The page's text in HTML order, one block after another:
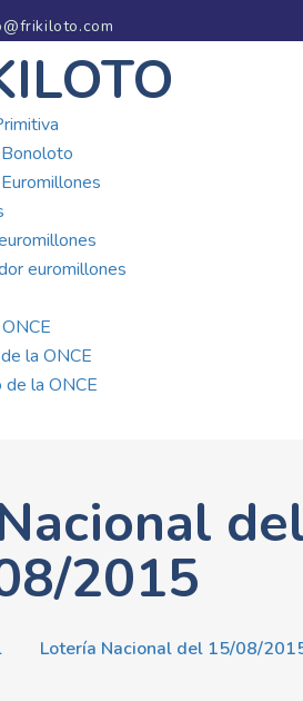
euromillones
la ONCE
de la ONCE
2015
Lotería Nacional del 15/08/